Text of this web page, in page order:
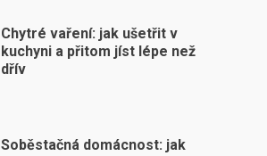
Chytré vaření: jak ušetřit v
kuchyni a přitom jíst lépe než
dřív
Soběstačná domácnost: jak